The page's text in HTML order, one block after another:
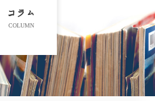
コラム
COLUMN